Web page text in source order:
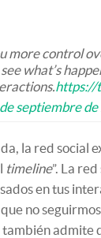
more control
what’s
https://
septiembre
la red social
timeline”. La
en tus
no
admite